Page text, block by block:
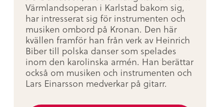
Värmlandsoperan i Karlstad bakom sig,
har intresserat sig för instrumenten och
musiken ombord på Kronan. Den här
kvällen framför han från verk av Heinrich
Biber till polska danser som spelades
inom den karolinska armén. Han berättar
också om musiken och instrumenten och
Lars Einarsson medverkar på gitarr.